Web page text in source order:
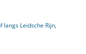
langs Leidsche Rijn,